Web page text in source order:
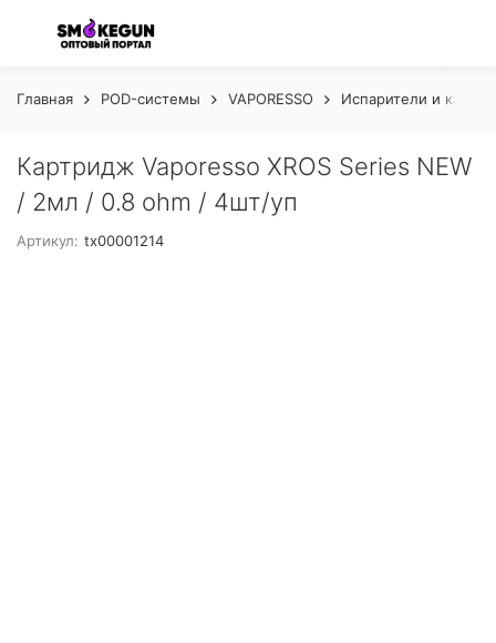
Главная POD-системы VAPORESSO Испарители и
Картридж Vaporesso XROS Series NEW
/ 2мл / 0.8 ohm / 4шт/уп
Артикул: tx00001214